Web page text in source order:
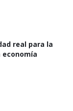
real para la